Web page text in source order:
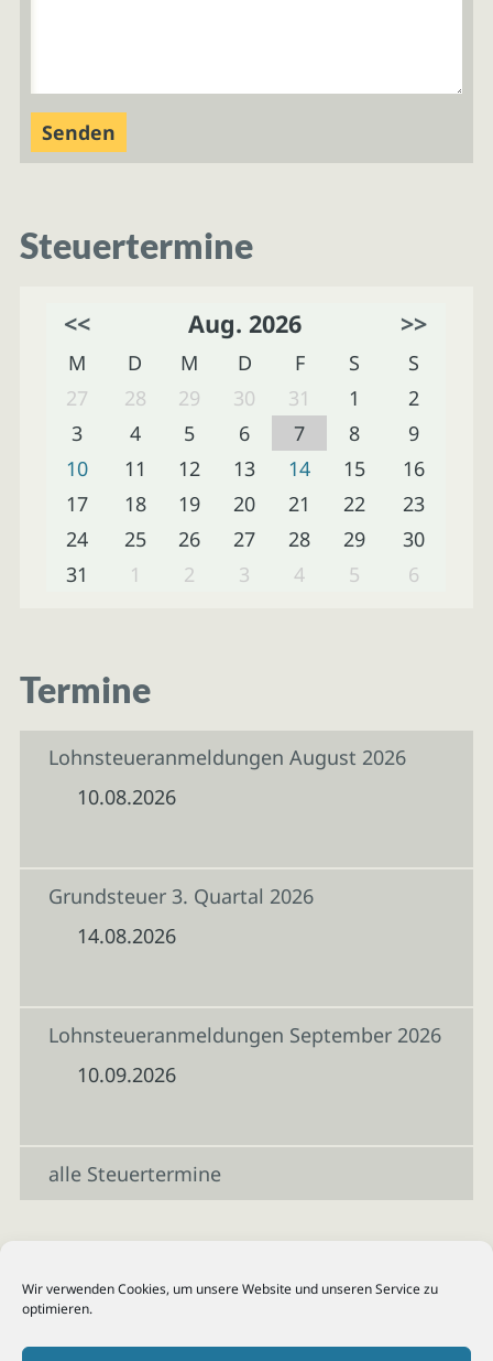
Wir verwenden Cookies, um unsere Website und unseren Service zu
optimieren.
Steuertermine
<< Aug. 2026 >>
M D M D F S
S
27
28 29 30 31 1
2
3
4 5 6 7 8
9
10
11 12 13 14 15
16
17
18 19 20 21 22
23
24
25 26 27 28 29
30
31
1 2 3 4 5 6
Termine
Lohnsteueranmeldungen August 2026
10.08.2026
Grundsteuer 3. Quartal 2026
14.08.2026
Lohnsteueranmeldungen September 2026
10.09.2026
alle Steuertermine